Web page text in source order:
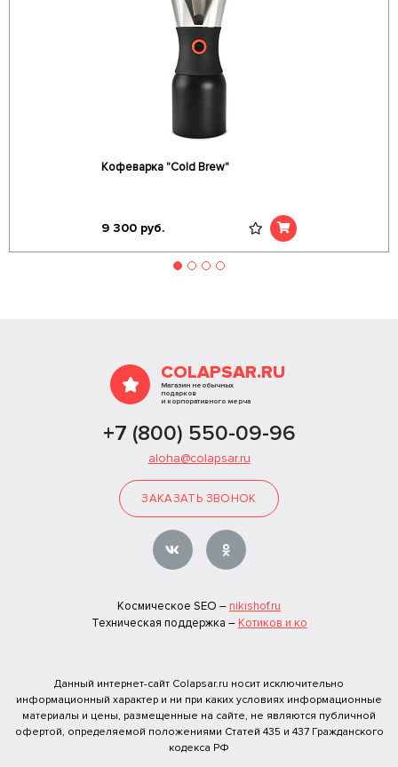
Кофеварка "Cold Brew"
9 300 руб.
COLAPSAR.RU
Магазин необычных
подарков
и корпоративного мерча
+7 (800) 550-09-96
aloha@colapsar.ru
ЗАКАЗАТЬ ЗВОНОК
Космическое SEO – nikishof.ru
Техническая поддержка – Котиков и ко
Данный интернет-сайт Colapsar.ru носит исключительно
информационный характер и ни при каких условиях информационные
материалы и цены, размещенные на сайте, не являются публичной
офертой, определяемой положениями Статей 435 и 437 Гражданского
кодекса РФ